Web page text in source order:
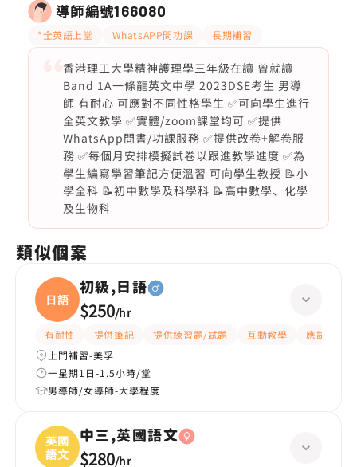
導師編號166080
*全英語上堂 WhatsAPP問功課 長期補習
香港理工大學精神護理學三年級在讀 曾就讀
Band 1A一條龍英文中學 2023DSE考生 男導
師 有耐心 可應對不同性格學生 ✅可向學生進行
全英文教學 ✅實體/zoom課堂均可 ✅提供
WhatsApp問書/功課服務 ✅提供改卷+解卷服
務 ✅每個月安排模擬試卷以跟進教學進度 ✅為
學生編寫學習筆記方便溫習 可向學生教授 📝小
學全科 📝初中數學及科學科 📝高中數學、化學
及生物科
類似個案
日語
初級,日語
$250/hr
有耐性 提供筆記 提供練習題/試題 互動教學
應試策略
上門補習-美孚
一星期1日-1.5小時/堂
男導師/女導師-大學程度
英國
語文
中三,英國語文
$280/hr